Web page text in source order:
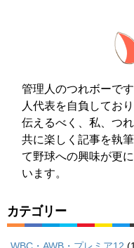
管理人のつれボーで
人代表を自負してお
伝えるべく、私、つ
共に楽しく記事を執
て野球への興味が更
います。
カテゴリー
WBC・AWB・プレミア12